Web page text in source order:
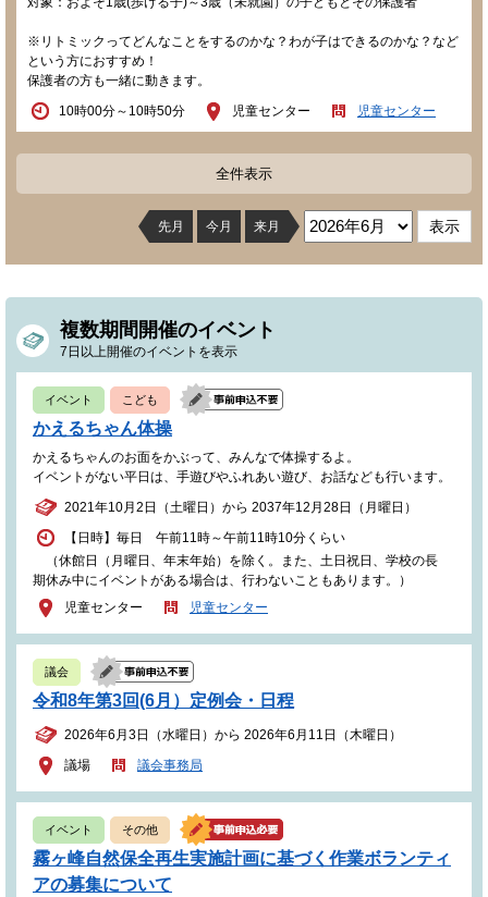
※リトミックってどんなことをするのかな？わが子はできるのかな？など
という方におすすめ！
保護者の方も一緒に動きます。
10時00分～10時50分
児童センター 児童センター
全件表示
先月 今月 来月
複数期間開催のイベント
7日以上開催のイベントを表示
イベント こども
かえるちゃん体操
かえるちゃんのお面をかぶって、みんなで体操するよ。
イベントがない平日は、手遊びやふれあい遊び、お話なども行います。
2021年10月2日（土曜日）から 2037年12月28日（月曜日）
【日時】毎日 午前11時～午前11時10分くらい
（休館日（月曜日、年末年始）を除く。また、土日祝日、学校の長
期休み中にイベントがある場合は、行わないこともあります。）
児童センター
児童センター
議会
令和8年第3回(6月）定例会・日程
2026年6月3日（水曜日）から 2026年6月11日（木曜日）
議場
議会事務局
イベント その他
霧ヶ峰自然保全再生実施計画に基づく作業ボランティ
アの募集について